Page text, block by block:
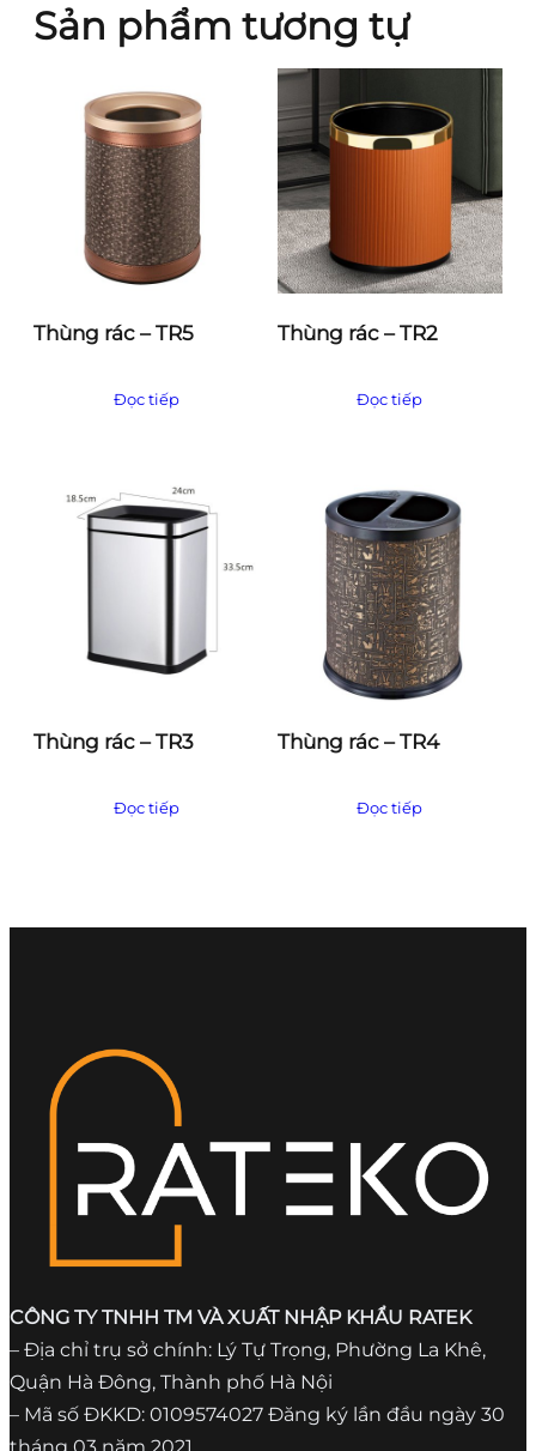
Sản phẩm tương tự
Thùng rác – TR5
Đọc tiếp
Thùng rác – TR2
Đọc tiếp
Thùng rác – TR3
Đọc tiếp
Thùng rác – TR4
Đọc tiếp
CÔNG TY TNHH TM VÀ XUẤT NHẬP KHẨU RATEK
– Địa chỉ trụ sở chính: Lý Tự Trọng, Phường La Khê,
Quận Hà Đông, Thành phố Hà Nội
– Mã số ĐKKD: 0109574027 Đăng ký lần đầu ngày 30